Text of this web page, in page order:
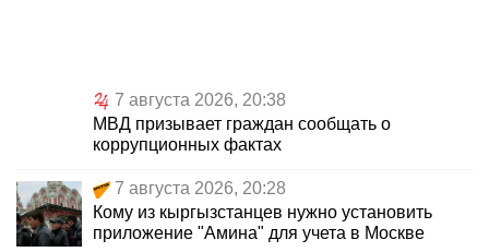
7 августа 2026, 20:38
МВД призывает граждан сообщать о
коррупционных фактах
7 августа 2026, 20:28
Кому из кыргызстанцев нужно установить
приложение "Амина" для учета в Москве